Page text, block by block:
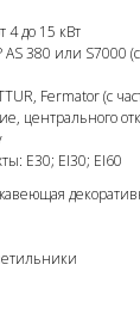
4 до 15 кВт
380 или S7000
Fermator (с
центрального
E30; EI30; EI60